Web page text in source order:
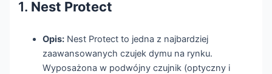
1. Nest Protect
Opis: Nest Protect to jedna z najbardziej
zaawansowanych czujek dymu na rynku.
Wyposażona w podwójny czujnik (optyczny i